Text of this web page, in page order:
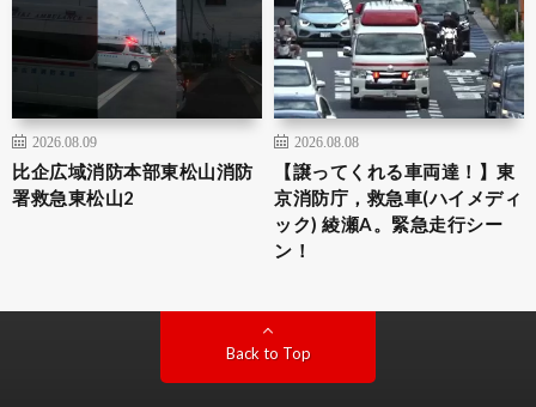
2026.08.09
比企広域消防本部東松山消防
署救急東松山2
2026.08.08
【譲ってくれる車両達！】東
京消防庁，救急車(ハイメディ
ック) 綾瀬A。緊急走行シー
ン！
Back to Top